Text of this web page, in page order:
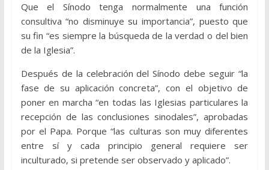
Que el Sínodo tenga normalmente una función
consultiva “no disminuye su importancia”, puesto que
su fin “es siempre la búsqueda de la verdad o del bien
de la Iglesia”.
Después de la celebración del Sínodo debe seguir “la
fase de su aplicación concreta”, con el objetivo de
poner en marcha “en todas las Iglesias particulares la
recepción de las conclusiones sinodales”, aprobadas
por el Papa. Porque “las culturas son muy diferentes
entre sí y cada principio general requiere ser
inculturado, si pretende ser observado y aplicado”.